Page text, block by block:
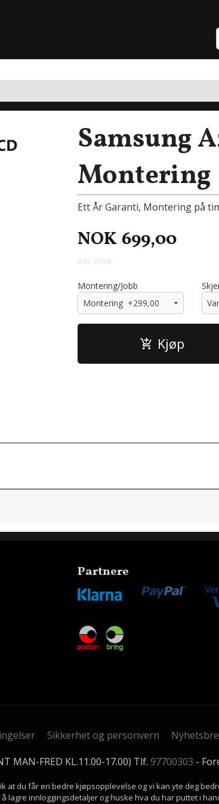
Samsung
Montering
Ett År Garanti, Montering på
NOK 699,00
inkl. mva.
Montering/Jobb
Kjøp
Partnere
Sikkerhet og personvern
MAN-FRED KL.11.00-17.00) Tlf. 97700303 -
at du får en bedre kjøpsopplevelse og vi kan yte deg
lagre innloggingsdetaljer og huske hva du har puttet i